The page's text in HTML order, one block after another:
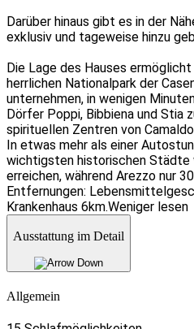
Darüber hinaus gibt es in der
exklusiv und tageweise hinzu
Die Lage des Hauses
herrlichen Nationalpark der
unternehmen, in wenigen
Dörfer Poppi, Bibbiena und Stia
spirituellen Zentren von
In etwas mehr als einer
wichtigsten historischen Städte
erreichen, während Arezzo nur
Entfernungen:
Krankenhaus 6km.Weniger lesen
Ausstattung im Detail
Allgemein